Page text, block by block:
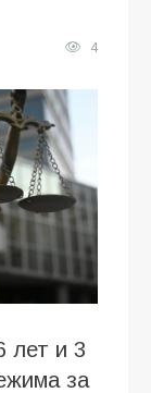
4
лет и 3
за